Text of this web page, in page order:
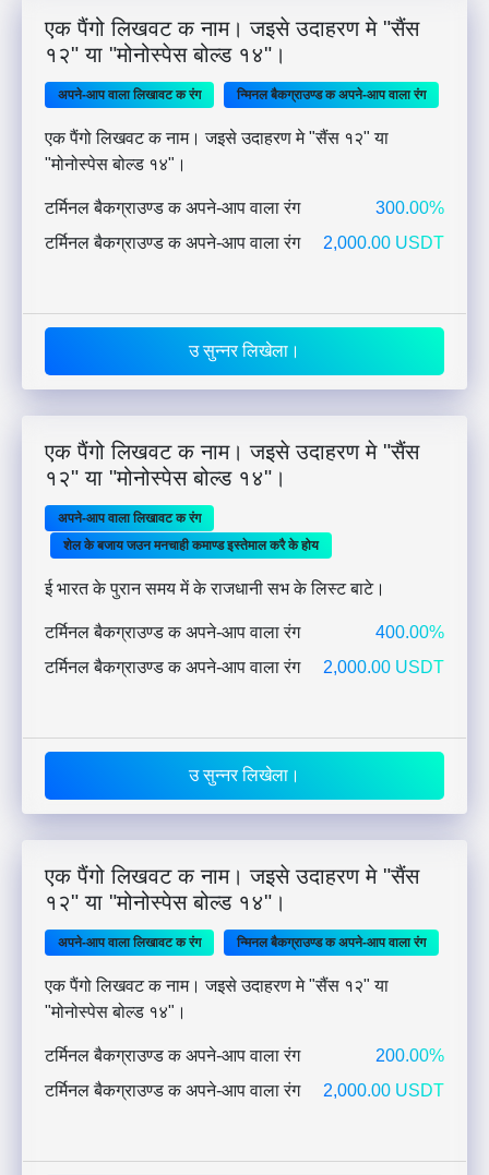
एक पैंगो लिखवट क नाम। जइसे उदाहरण मे "सैंस
१२" या "मोनोस्पेस बोल्ड १४"।
अपने-आप वाला लिखावट क रंग न्मिनल बैकग्राउण्ड क अपने-आप वाला रंग
एक पैंगो लिखवट क नाम। जइसे उदाहरण मे "सैंस १२" या
"मोनोस्पेस बोल्ड १४"।
टर्मिनल बैकग्राउण्ड क अपने-आप वाला रंग
300.00%
टर्मिनल बैकग्राउण्ड क अपने-आप वाला रंग
2,000.00 USDT
उ सुन्नर लिखेला।
एक पैंगो लिखवट क नाम। जइसे उदाहरण मे "सैंस
१२" या "मोनोस्पेस बोल्ड १४"।
अपने-आप वाला लिखावट क रंग
शेल के बजाय जउन मनचाही कमाण्ड इस्तेमाल करै के होय
ई भारत के पुरान समय में के राजधानी सभ के लिस्ट बाटे।
टर्मिनल बैकग्राउण्ड क अपने-आप वाला रंग
400.00%
टर्मिनल बैकग्राउण्ड क अपने-आप वाला रंग
2,000.00 USDT
उ सुन्नर लिखेला।
एक पैंगो लिखवट क नाम। जइसे उदाहरण मे "सैंस
१२" या "मोनोस्पेस बोल्ड १४"।
अपने-आप वाला लिखावट क रंग न्मिनल बैकग्राउण्ड क अपने-आप वाला रंग
एक पैंगो लिखवट क नाम। जइसे उदाहरण मे "सैंस १२" या
"मोनोस्पेस बोल्ड १४"।
टर्मिनल बैकग्राउण्ड क अपने-आप वाला रंग
200.00%
टर्मिनल बैकग्राउण्ड क अपने-आप वाला रंग
2,000.00 USDT